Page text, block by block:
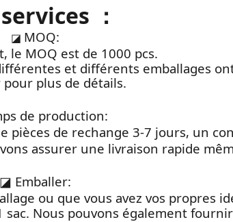
：
◪ MOQ:
le MOQ est de 1000 pcs.
et différents emballages
plus de détails.
de production:
de rechange 3-7 jours, un
assurer une livraison rapide
◪ Emballer:
ou que vous avez vos propres
Nous pouvons également